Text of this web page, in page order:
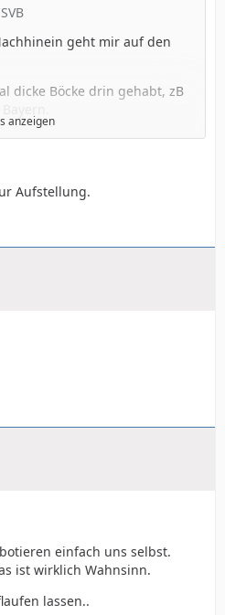
geht mir auf den
dicke Böcke drin gehabt, zB
Oliseh.
anzeigen
Aufstellung.
einfach uns selbst.
ist wirklich Wahnsinn.
lassen..